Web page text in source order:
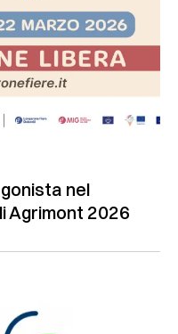
nel
Agrimont 2026